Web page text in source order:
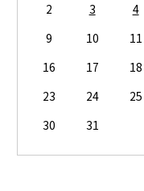
2
3 4
9
10 11
16
17 18
23
24 25
30
31